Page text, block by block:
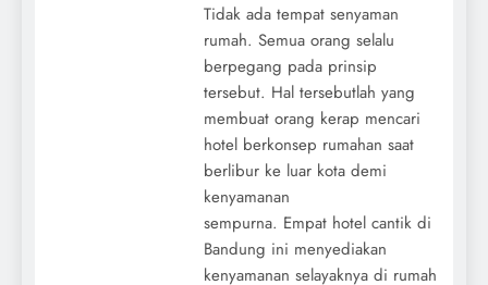
Tidak ada tempat senyaman
rumah. Semua orang selalu
berpegang pada prinsip
tersebut. Hal tersebutlah yang
membuat orang kerap mencari
hotel berkonsep rumahan saat
berlibur ke luar kota demi
kenyamanan
sempurna. Empat hotel cantik di
Bandung ini menyediakan
kenyamanan selayaknya di rumah